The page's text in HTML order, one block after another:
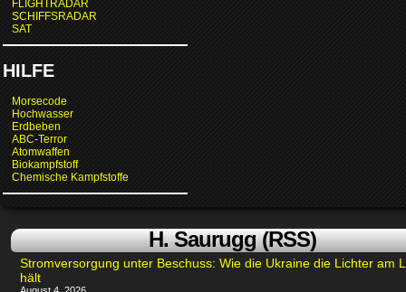
FLIGHTRADAR
SCHIFFSRADAR
SAT
HILFE
Morsecode
Hochwasser
Erdbeben
ABC-Terror
Atomwaffen
Biokampfstoff
Chemische Kampfstoffe
H. Saurugg (RSS)
Stromversorgung unter Beschuss: Wie die Ukraine die Lichter am
hält